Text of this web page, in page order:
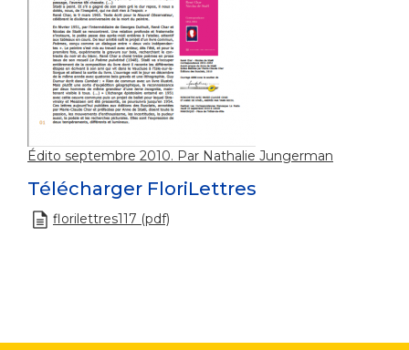
Édito septembre 2010. Par Nathalie Jungerman
Télécharger FloriLettres
florilettres117 (pdf)